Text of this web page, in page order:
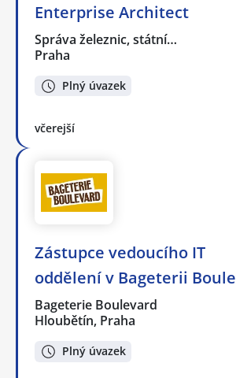
Enterprise Architect
Správa železnic, státní…
Praha
Plný úvazek
včerejší
Zástupce vedoucího IT
oddělení v Bageterii
Bageterie Boulevard
Hloubětín, Praha
Plný úvazek